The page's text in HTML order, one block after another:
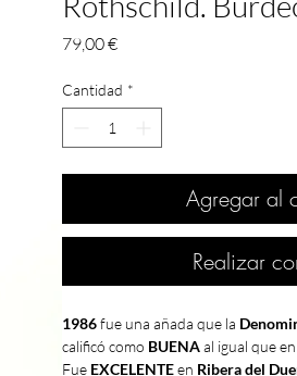
79,00 €Precio
Cantidad *
Agregar al
Realizar
1986fue una añada que la
calificó como BUENAal igual que en
Fue EXCELENTEen Ribera del